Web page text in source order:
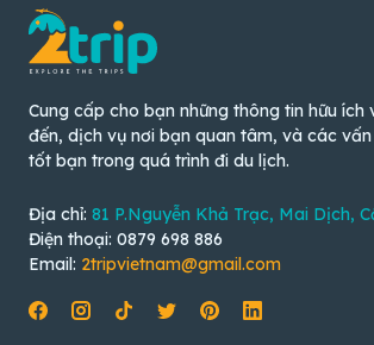
Cung cấp cho bạn những thông tin hữu ích
đến, dịch vụ nơi bạn quan tâm, và các
tốt bạn trong quá trình đi du lịch.
Địa chỉ: 81 P.Nguyễn Khả Trạc, Mai Dịch,
Điện thoại: 0879 698 886
Email: 2tripvietnam@gmail.com